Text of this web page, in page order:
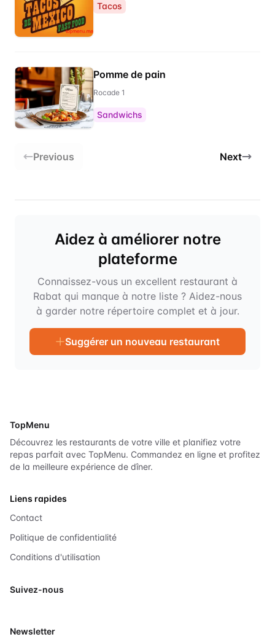
Tacos
Pomme de pain
Rocade 1
Sandwichs
Previous Next
Aidez à améliorer notre
plateforme
Connaissez-vous un excellent restaurant à
Rabat qui manque à notre liste ? Aidez-nous
à garder notre répertoire complet et à jour.
Suggérer un nouveau restaurant
TopMenu
Découvrez les restaurants de votre ville et planifiez votre
repas parfait avec TopMenu. Commandez en ligne et profitez
de la meilleure expérience de dîner.
Liens rapides
Contact
Politique de confidentialité
Conditions d'utilisation
Suivez-nous
Newsletter